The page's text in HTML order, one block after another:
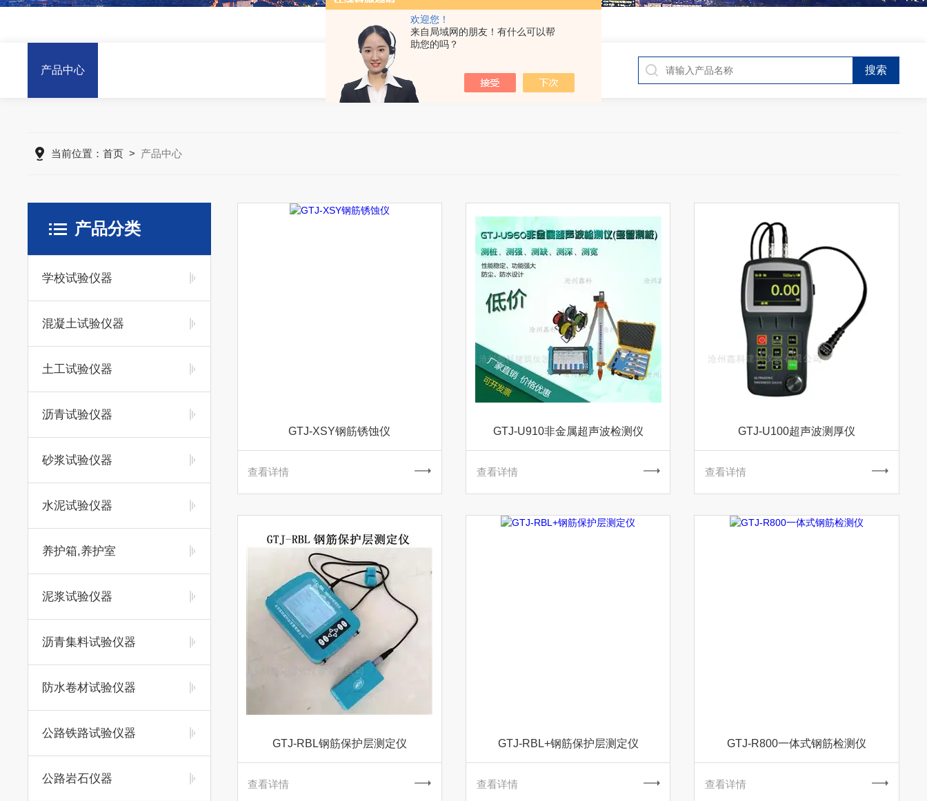
欢迎您！
来自局域网的朋友！有什么可以帮
助您的吗？
产品中心
当前位置：首页 > 产品中心
产品分类
学校试验仪器
混凝土试验仪器
土工试验仪器
沥青试验仪器
砂浆试验仪器
水泥试验仪器
养护箱,养护室
泥浆试验仪器
沥青集料试验仪器
防水卷材试验仪器
公路铁路试验仪器
公路岩石仪器
GTJ-XSY钢筋锈蚀仪
查看详情
GTJ-U910非金属超声波检测仪
查看详情
GTJ-U100超声波测厚仪
查看详情
GTJ-RBL钢筋保护层测定仪
查看详情
GTJ-RBL+钢筋保护层测定仪
查看详情
GTJ-R800一体式钢筋检测仪
查看详情